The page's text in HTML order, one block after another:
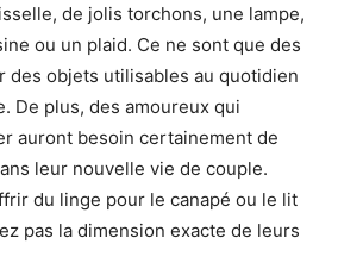
de jolis torchons, une lampe,
ou un plaid. Ce ne sont que des
des objets utilisables au quotidien
De plus, des amoureux qui
auront besoin certainement de
leur nouvelle vie de couple.
du linge pour le canapé ou le lit
pas la dimension exacte de leurs